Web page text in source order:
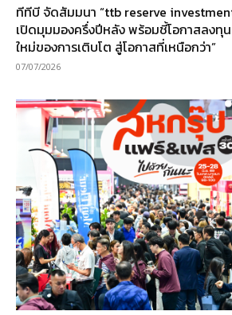
ทีทีบี จัดสัมมนา “ttb reserve
เปิดมุมมองครึ่งปีหลัง พร้อมชี้โอกาสลงทุ
ใหม่ของการเติบโต สู่โอกาสที่เหนือกว่า”
07/07/2026